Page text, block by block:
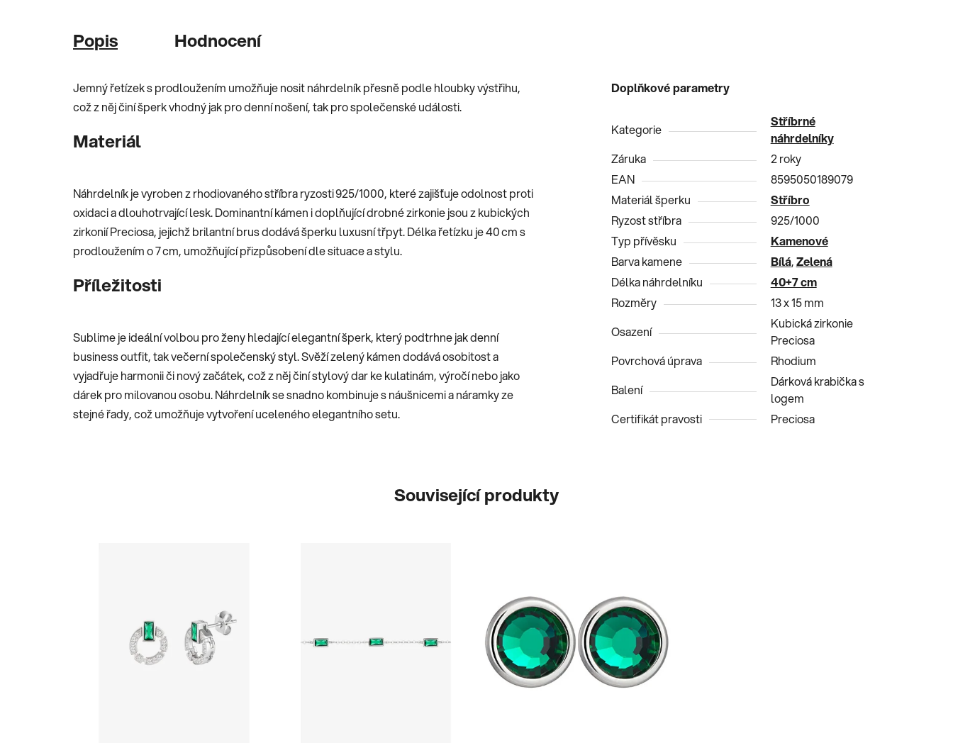
Popis Hodnocení
Jemný řetízek s prodloužením umožňuje nosit náhrdelník přesně podle hloubky výstřihu,
což z něj činí šperk vhodný jak pro denní nošení, tak pro společenské události.
Materiál
Náhrdelník je vyroben z rhodiovaného stříbra ryzosti 925/1000, které zajišťuje odolnost proti
oxidaci a dlouhotrvající lesk. Dominantní kámen i doplňující drobné zirkonie jsou z kubických
zirkonií Preciosa, jejichž brilantní brus dodává šperku luxusní třpyt. Délka řetízku je 40 cm s
prodloužením o 7 cm, umožňující přizpůsobení dle situace a stylu.
Příležitosti
Sublime je ideální volbou pro ženy hledající elegantní šperk, který podtrhne jak denní
business outfit, tak večerní společenský styl. Svěží zelený kámen dodává osobitost a
vyjadřuje harmonii či nový začátek, což z něj činí stylový dar ke kulatinám, výročí nebo jako
dárek pro milovanou osobu. Náhrdelník se snadno kombinuje s náušnicemi a náramky ze
stejné řady, což umožňuje vytvoření uceleného elegantního setu.
Doplňkové parametry
Kategorie
Stříbrné
náhrdelníky
Záruka
2 roky
EAN
8595050189079
Materiál šperku
Stříbro
Ryzost stříbra
925/1000
Typ přívěsku
Kamenové
Barva kamene
Bílá,Zelená
Délka náhrdelníku
40+7 cm
Rozměry
13 x 15 mm
Osazení
Kubická zirkonie
Preciosa
Povrchová úprava
Rhodium
Balení
Dárková krabička s
logem
Certifikát pravosti
Preciosa
Související produkty